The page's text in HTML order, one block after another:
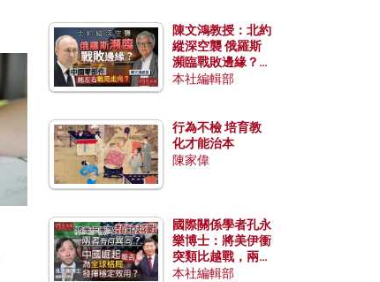
陳文鴻教授：北約
縱深空襲 俄羅斯
瀕臨戰敗邊緣？中
國零部件能左右戰
本社編輯部
行為不檢 培育教
化才能治本
陳家偉
國際關係學者孔永
樂博士：將美伊衝
突類比越戰，兩者
有何異同？中國崛
本社編輯部